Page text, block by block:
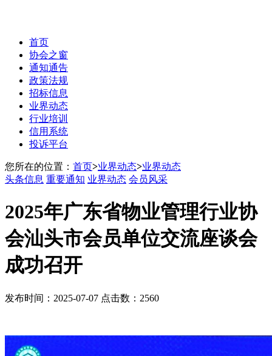
首页
协会之窗
通知通告
政策法规
招标信息
业界动态
行业培训
信用系统
投诉平台
您所在的位置： 首页>业界动态>业界动态
头条信息 重要通知 业界动态 会员风采
2025年广东省物业管理行业协
会汕头市会员单位交流座谈会
成功召开
发布时间：2025-07-07 点击数：2560